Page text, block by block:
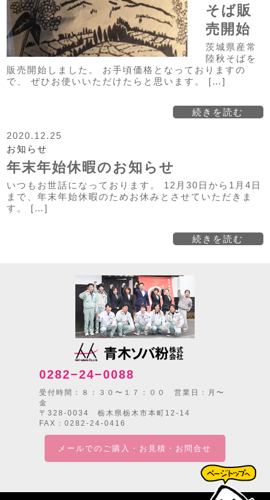
そば販
売開始
茨城県産常
陸秋そばを
販売開始しました。 お手頃価格となっておりますの
で、 ぜひお使いいただけたらと思います。 […]
続きを読む
2020.12.25
お知らせ
年末年始休暇のお知らせ
いつもお世話になっております。 12月30日から1月4日
まで、年末年始休暇のためお休みとさせていただきま
す。 […]
続きを読む
0282−24−0088
受付時間：８：３０〜１７：００ 営業日：月〜
金
〒328-0034 栃木県栃木市本町12-14
FAX：0282-24-0416
メールでのご購入・お見積・お問合せ